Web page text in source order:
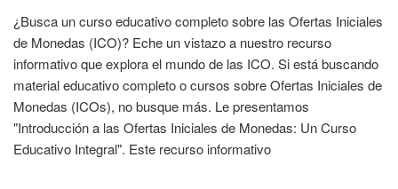
¿Busca un curso educativo completo sobre las Ofertas Iniciales
de Monedas (ICO)? Eche un vistazo a nuestro recurso
informativo que explora el mundo de las ICO. Si está buscando
material educativo completo o cursos sobre Ofertas Iniciales de
Monedas (ICOs), no busque más. Le presentamos
"Introducción a las Ofertas Iniciales de Monedas: Un Curso
Educativo Integral". Este recurso informativo